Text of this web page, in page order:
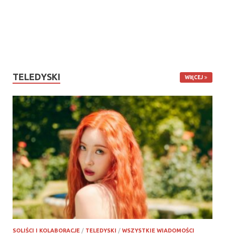
TELEDYSKI WIĘCEJ
SOLIŚCI I KOLABORACJE / TELEDYSKI / WSZYSTKIE WIADOMOŚCI